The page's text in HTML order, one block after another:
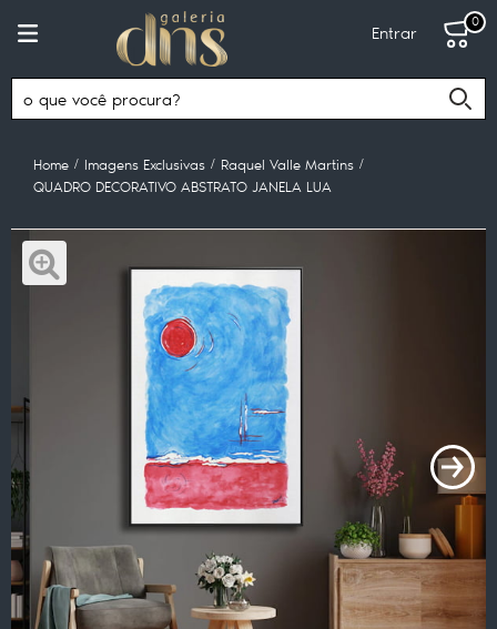
Entrar
0
Home Imagens Exclusivas
Raquel Valle Martins
QUADRO DECORATIVO ABSTRATO JANELA LUA